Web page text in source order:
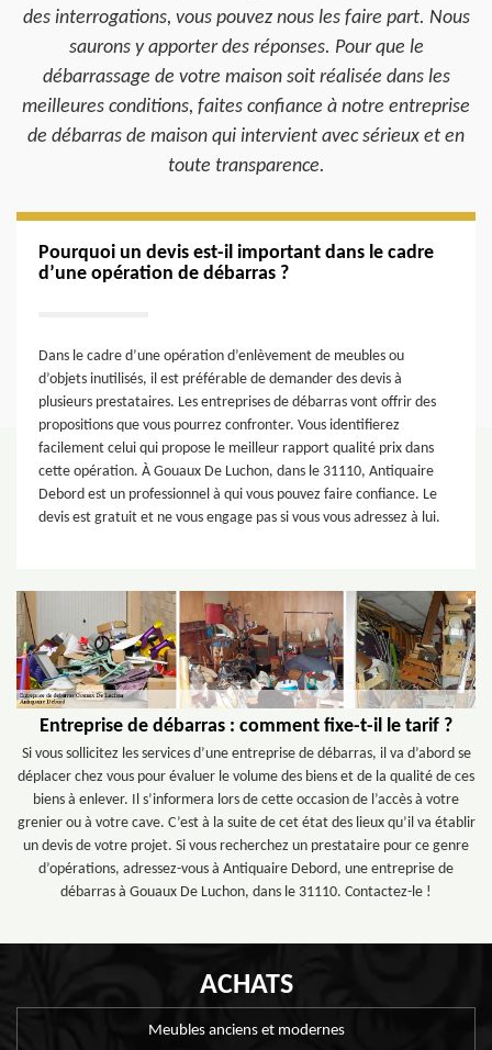
des interrogations, vous pouvez nous les faire part. Nous
saurons y apporter des réponses. Pour que le
débarrassage de votre maison soit réalisée dans les
meilleures conditions, faites confiance à notre entreprise
de débarras de maison qui intervient avec sérieux et en
toute transparence.
Pourquoi un devis est-il important dans le cadre
d’une opération de débarras ?
Dans le cadre d’une opération d’enlèvement de meubles ou
d’objets inutilisés, il est préférable de demander des devis à
plusieurs prestataires. Les entreprises de débarras vont offrir des
propositions que vous pourrez confronter. Vous identifierez
facilement celui qui propose le meilleur rapport qualité prix dans
cette opération. À Gouaux De Luchon, dans le 31110, Antiquaire
Debord est un professionnel à qui vous pouvez faire confiance. Le
devis est gratuit et ne vous engage pas si vous vous adressez à lui.
Entreprise de débarras : comment fixe-t-il le tarif ?
Si vous sollicitez les services d’une entreprise de débarras, il va d’abord se
déplacer chez vous pour évaluer le volume des biens et de la qualité de ces
biens à enlever. Il s’informera lors de cette occasion de l’accès à votre
grenier ou à votre cave. C’est à la suite de cet état des lieux qu’il va établir
un devis de votre projet. Si vous recherchez un prestataire pour ce genre
d’opérations, adressez-vous à Antiquaire Debord, une entreprise de
débarras à Gouaux De Luchon, dans le 31110. Contactez-le !
ACHATS
Meubles anciens et modernes